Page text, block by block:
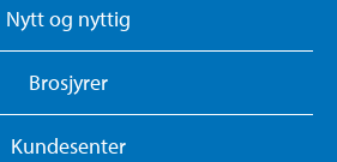
Nytt og nyttig
Brosjyrer
Kundesenter